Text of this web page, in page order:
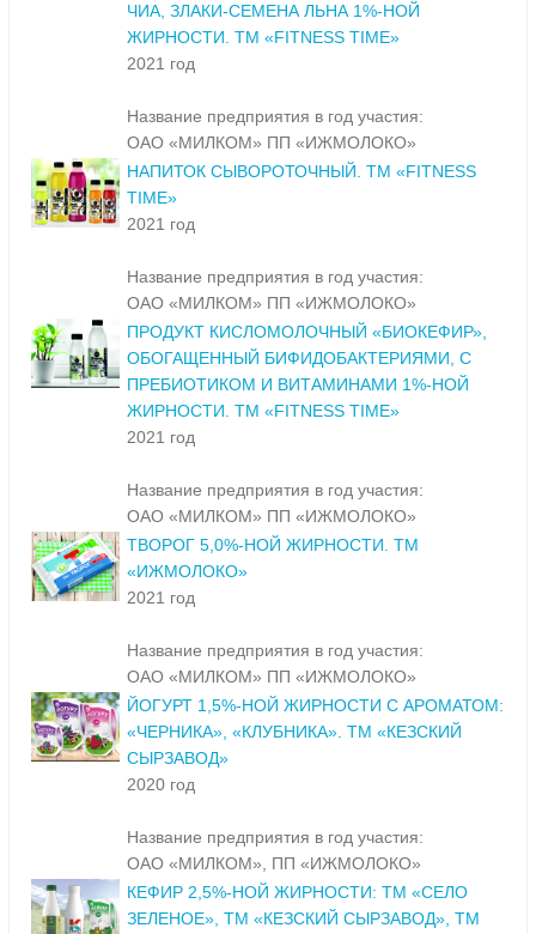
ЧИА, ЗЛАКИ-СЕМЕНА ЛЬНА 1%-НОЙ
ЖИРНОСТИ. ТМ «FITNESS TIME»
2021 год
Название предприятия в год участия:
ОАО «МИЛКОМ» ПП «ИЖМОЛОКО»
НАПИТОК СЫВОРОТОЧНЫЙ. ТМ «FITNESS
TIME»
2021 год
Название предприятия в год участия:
ОАО «МИЛКОМ» ПП «ИЖМОЛОКО»
ПРОДУКТ КИСЛОМОЛОЧНЫЙ «БИОКЕФИР»,
ОБОГАЩЕННЫЙ БИФИДОБАКТЕРИЯМИ, С
ПРЕБИОТИКОМ И ВИТАМИНАМИ 1%-НОЙ
ЖИРНОСТИ. ТМ «FITNESS TIME»
2021 год
Название предприятия в год участия:
ОАО «МИЛКОМ» ПП «ИЖМОЛОКО»
ТВОРОГ 5,0%-НОЙ ЖИРНОСТИ. ТМ
«ИЖМОЛОКО»
2021 год
Название предприятия в год участия:
ОАО «МИЛКОМ» ПП «ИЖМОЛОКО»
ЙОГУРТ 1,5%-НОЙ ЖИРНОСТИ С АРОМАТОМ:
«ЧЕРНИКА», «КЛУБНИКА». ТМ «КЕЗСКИЙ
СЫРЗАВОД»
2020 год
Название предприятия в год участия:
ОАО «МИЛКОМ», ПП «ИЖМОЛОКО»
КЕФИР 2,5%-НОЙ ЖИРНОСТИ: ТМ «СЕЛО
ЗЕЛЕНОЕ», ТМ «КЕЗСКИЙ СЫРЗАВОД», ТМ